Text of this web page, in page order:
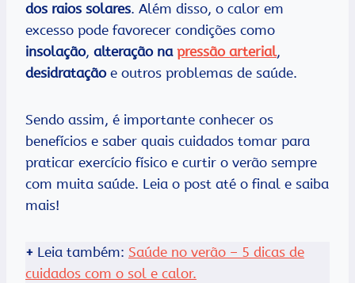
dos raios solares. Além disso, o calor em
excesso pode favorecer condições como
insolação, alteração na pressão arterial,
desidratação e outros problemas de saúde.
Sendo assim, é importante conhecer os
benefícios e saber quais cuidados tomar para
praticar exercício físico e curtir o verão sempre
com muita saúde. Leia o post até o final e saiba
mais!
+ Leia também: Saúde no verão – 5 dicas de
cuidados com o sol e calor.